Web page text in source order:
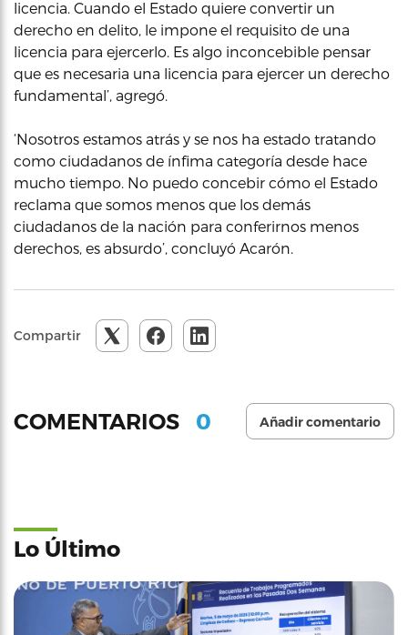
licencia. Cuando el Estado quiere convertir un
derecho en delito, le impone el requisito de una
licencia para ejercerlo. Es algo inconcebible pensar
que es necesaria una licencia para ejercer un derecho
fundamental’, agregó.
‘Nosotros estamos atrás y se nos ha estado tratando
como ciudadanos de ínfima categoría desde hace
mucho tiempo. No puedo concebir cómo el Estado
reclama que somos menos que los demás
ciudadanos de la nación para conferirnos menos
derechos, es absurdo’, concluyó Acarón.
Compartir
COMENTARIOS 0 Añadir comentario
Lo Último